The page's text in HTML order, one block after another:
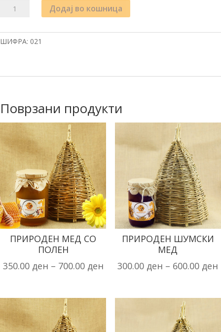
ПРИРОДЕН
ЧУВАР
Додај во кошница
ШИФРА: 021
Поврзани продукти
ПРИРОДЕН МЕД СО
ПОЛЕН
350.00 ден – 700.00 ден
ПРИРОДЕН ШУМСКИ
МЕД
300.00 ден – 600.00 ден